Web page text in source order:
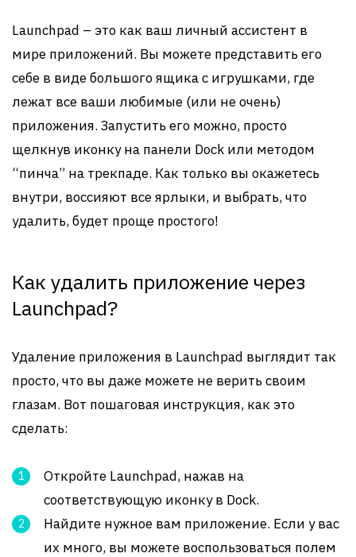
Launchpad – это как ваш личный ассистент в
мире приложений. Вы можете представить его
себе в виде большого ящика с игрушками, где
лежат все ваши любимые (или не очень)
приложения. Запустить его можно, просто
щелкнув иконку на панели Dock или методом
“пинча” на трекпаде. Как только вы окажетесь
внутри, воссияют все ярлыки, и выбрать, что
удалить, будет проще простого!
Как удалить приложение через
Launchpad?
Удаление приложения в Launchpad выглядит так
просто, что вы даже можете не верить своим
глазам. Вот пошаговая инструкция, как это
сделать:
Откройте Launchpad, нажав на
соответствующую иконку в Dock.
Найдите нужное вам приложение. Если у вас
их много, вы можете воспользоваться полем